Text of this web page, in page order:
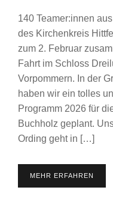
140 Teamer:innen
des Kirchenkreis
zum 2. Februar
Fahrt im Schloss
Vorpommern. In der
haben wir ein tolles
Programm 2026 für
Buchholz geplant.
Ording geht in […]
MEHR ERFAHREN